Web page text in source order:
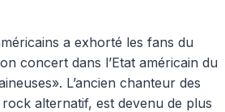
a exhorté les fans du
concert dans l’Etat américain du
L’ancien chanteur des
alternatif, est devenu de plus